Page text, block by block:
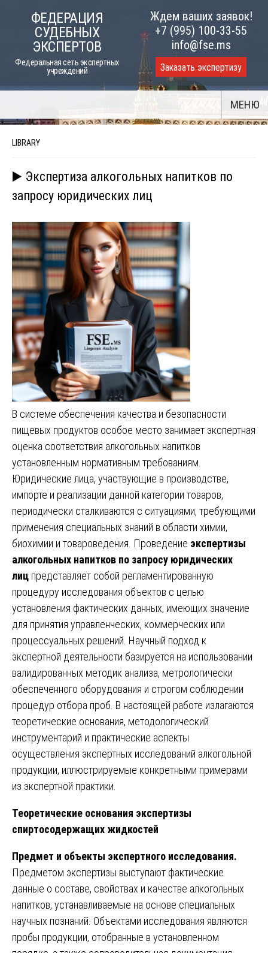
ФЕДЕРАЦИЯ
СУДЕБНЫХ
ЭКСПЕРТОВ
Федеральная сеть экспертных
учреждений
Ждем ваших заявок!
+7 (995) 100-33-55
info@fse.ms
Заказать экспертизу
МЕНЮ
LIBRARY
▶️ Экспертиза алкогольных напитков по
запросу юридических лиц
В системе обеспечения качества и безопасности
пищевых продуктов особое место занимает экспертная
оценка соответствия алкогольных напитков
установленным нормативным требованиям.
Юридические лица, участвующие в производстве,
импорте и реализации данной категории товаров,
периодически сталкиваются с ситуациями, требующими
применения специальных знаний в области химии,
биохимии и товароведения. Проведение экспертизы
алкогольных напитков по запросу юридических
лиц представляет собой регламентированную
процедуру исследования объектов с целью
установления фактических данных, имеющих значение
для принятия управленческих, коммерческих или
процессуальных решений. Научный подход к
экспертной деятельности базируется на использовании
валидированных методик анализа, метрологически
обеспеченного оборудования и строгом соблюдении
процедур отбора проб. В настоящей работе излагаются
теоретические основания, методологический
инструментарий и практические аспекты
осуществления экспертных исследований алкогольной
продукции, иллюстрируемые конкретными примерами
из экспертной практики.
Теоретические основания экспертизы
спиртосодержащих жидкостей
Предмет и объекты экспертного исследования.
Предметом экспертизы выступают фактические
данные о составе, свойствах и качестве алкогольных
напитков, устанавливаемые на основе специальных
научных познаний. Объектами исследования являются
пробы продукции, отобранные в установленном